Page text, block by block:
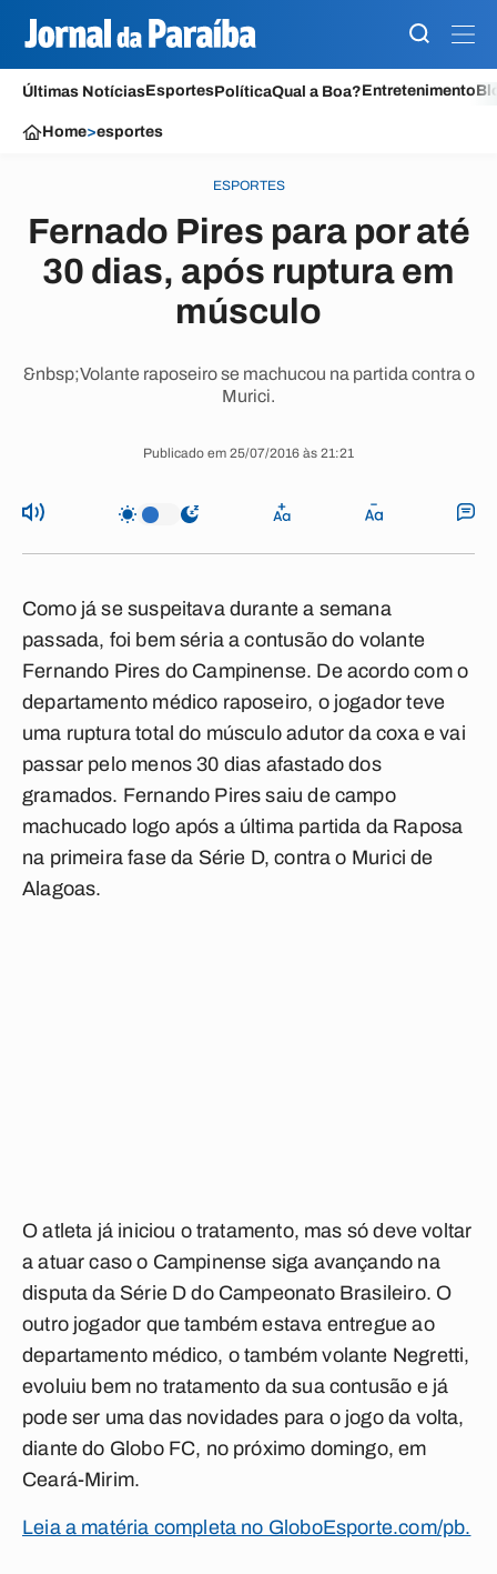
Últimas NotíciasEsportesPolíticaQual a Boa?Entretenimento
Home>esportes
ESPORTES
Fernado Pires para por até
30 dias, após ruptura em
músculo
&nbsp;Volante raposeiro se machucou na partida contra o
Murici.
Publicado em 25/07/2016 às 21:21
Como já se suspeitava durante a semana
passada, foi bem séria a contusão do volante
Fernando Pires do Campinense. De acordo com o
departamento médico raposeiro, o jogador teve
uma ruptura total do músculo adutor da coxa e vai
passar pelo menos 30 dias afastado dos
gramados. Fernando Pires saiu de campo
machucado logo após a última partida da Raposa
na primeira fase da Série D, contra o Murici de
Alagoas.
O atleta já iniciou o tratamento, mas só deve voltar
a atuar caso o Campinense siga avançando na
disputa da Série D do Campeonato Brasileiro. O
outro jogador que também estava entregue ao
departamento médico, o também volante Negretti,
evoluiu bem no tratamento da sua contusão e já
pode ser uma das novidades para o jogo da volta,
diante do Globo FC, no próximo domingo, em
Ceará-Mirim.
Leia a matéria completa no GloboEsporte.com/pb.